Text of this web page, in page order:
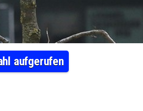
aufgerufen
1,7 MILLIONEN SACHSEN-ANHALTER ZUR WAHL AUFGERUFEN